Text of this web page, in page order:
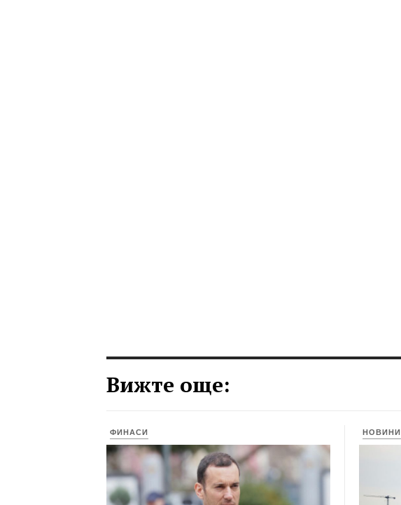
Вижте още:
ФИНАСИ НОВИНИ